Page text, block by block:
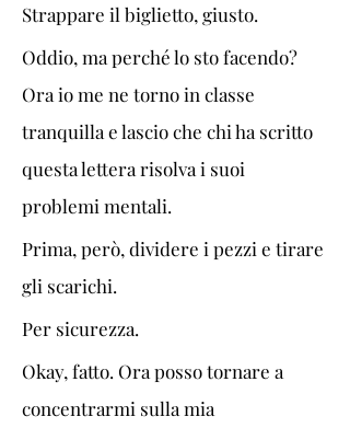
Strappare il biglietto, giusto.
Oddio, ma perché lo sto facendo?
Ora io me ne torno in classe
tranquilla e lascio che chi ha scritto
questa lettera risolva i suoi
problemi mentali.
Prima, però, dividere i pezzi e tirare
gli scarichi.
Per sicurezza.
Okay, fatto. Ora posso tornare a
concentrarmi sulla mia